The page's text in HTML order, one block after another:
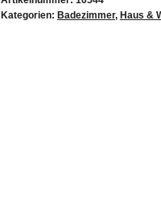
Kategorien: Badezimmer, Haus &